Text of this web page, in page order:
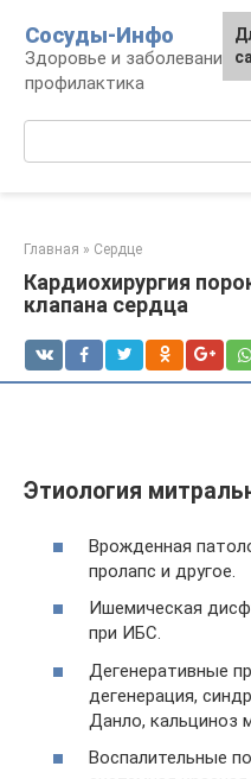
контенту
Сосуды-Инфо
Здоровье и заболевания
профилактика
Главная » Сердце
Кардиохирургия
клапана сердца
Этиология
Врожденная
пролапс и другое.
Ишемическая
при ИБС.
Дегенеративные
дегенерация,
Данло, кальциноз
Воспалительные